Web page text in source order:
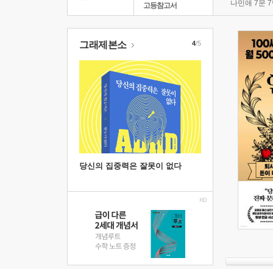
고등참고서
나민애 7문
그래제본소
당신의 집중력은 잘못이 없다
4/5